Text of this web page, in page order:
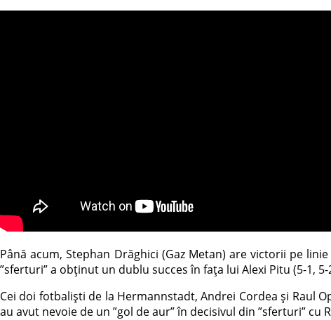
Până acum, Stephan Drăghici (Gaz Metan) are victorii pe
”sferturi” a obținut un dublu succes în fața lui Alexi Pitu (5-1,
Cei doi fotbaliști de la Hermannstadt, Andrei Cordea și Raul
au avut nevoie de un ”gol de aur” în decisivul din ”sferturi”